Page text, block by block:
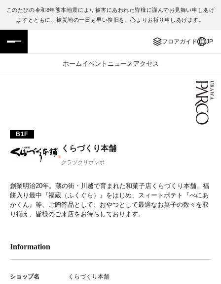
このたびの令和8年熊本地震により被害にあわれた皆様に謹んでお見舞い申しあげ
ますとともに、被災地の一日も早い復旧を、心よりお祈り申しあげます。
フロアガイド JP
ホームイベント ニュース アクセス
フロアガイド
施設案内・アクセス
TAX FREE
PARCOメンバーズ
JP
ENGLISH
繁体字
日本語
B1F
くらづくり本舗
クラヅクリホンポ
創業明治20年。蔵の街・川越で育まれた和菓子店くらづくり本舗。福
餅入り最中『福蔵（ふくぐら）』をはじめ、スィートポテト『べにあ
かくん』等、ご贈答品として、おやつとして最適なお菓子の数々を取
り揃え、皆様のご来店をお待ちしております。
Information
ショップ名 くらづくり本舗